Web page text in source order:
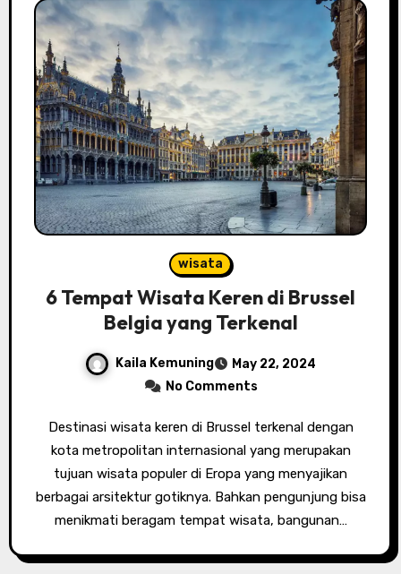
wisata
6 Tempat Wisata Keren di Brussel
Belgia yang Terkenal
Kaila Kemuning
May 22, 2024
No Comments
Destinasi wisata keren di Brussel terkenal dengan
kota metropolitan internasional yang merupakan
tujuan wisata populer di Eropa yang menyajikan
berbagai arsitektur gotiknya. Bahkan pengunjung bisa
menikmati beragam tempat wisata, bangunan…